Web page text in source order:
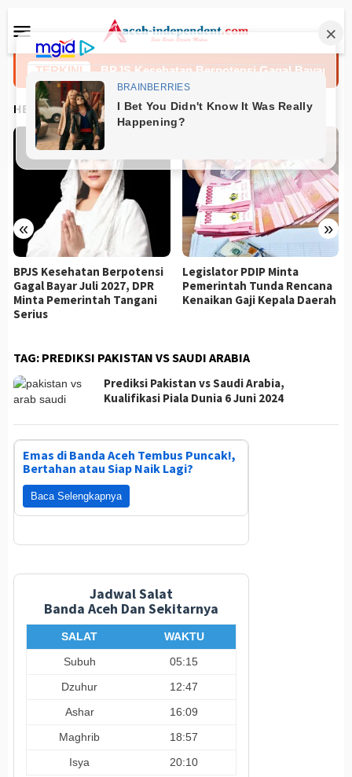
ke
kontenMobile
TERKINI BPJS Kesehatan Berpotensi Gagal Bayar Juli
HEADLINES
« »
BPJS Kesehatan Berpotensi
Gagal Bayar Juli 2027, DPR
Minta Pemerintah Tangani
Serius
Legislator PDIP Minta
Pemerintah Tunda Rencana
Kenaikan Gaji Kepala Daerah
TAG: PREDIKSI PAKISTAN VS SAUDI ARABIA
Prediksi Pakistan vs Saudi Arabia,
Kualifikasi Piala Dunia 6 Juni 2024
Emas di Banda Aceh Tembus Puncak!,
Bertahan atau Siap Naik Lagi?
Baca Selengkapnya
Jadwal Salat
Banda Aceh Dan Sekitarnya
SALAT
WAKTU
Subuh
05:15
Dzuhur
12:47
Ashar
16:09
Maghrib
18:57
Isya
20:10